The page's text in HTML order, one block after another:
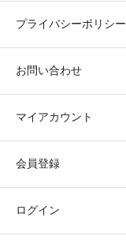
プライバシーポリシー
お問い合わせ
マイアカウント
会員登録
ログイン